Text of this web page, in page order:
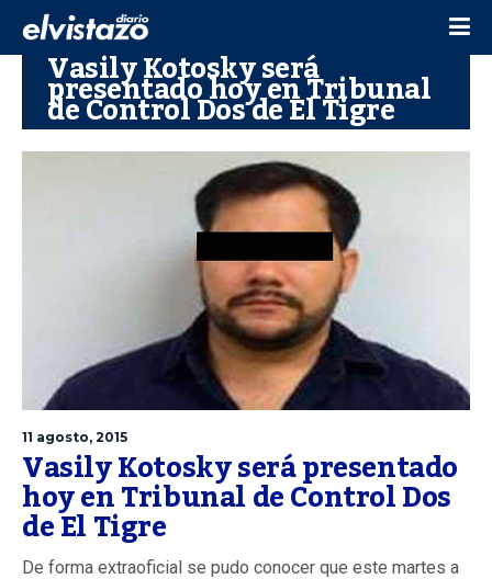
Vasily Kotosky será
presentado hoy en Tribunal
de Control Dos de El Tigre
11 agosto, 2015
Vasily Kotosky será presentado
hoy en Tribunal de Control Dos
de El Tigre
De forma extraoficial se pudo conocer que este martes a